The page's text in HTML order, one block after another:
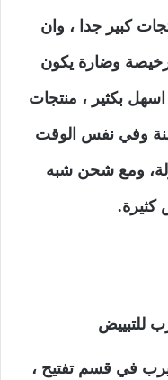
كبير جدا ، وان
وضارة يكون
بكثير ، منتجات
وفي نفس الوقت
ومع شحن شبه
للتبييض
في قسم تفتيح ،